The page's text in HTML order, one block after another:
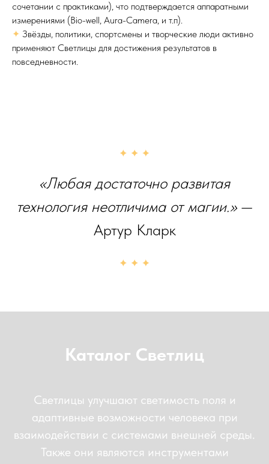
сочетании с практиками), что подтверждается аппаратными
измерениями (Bio-well, Aura-Camera, и т.п).
✦ Звёзды, политики, спортсмены и творческие люди активно
применяют Светлицы для достижения результатов в
повседневности.
«Любая достаточно развитая
технология неотличима от магии.» —
Артур Кларк
Каталог Светлиц
Светлицы улучшают светимость поля и
адаптивные возможности человека при
взаимодействии с системами внешней среды.
Также они являются инструментами